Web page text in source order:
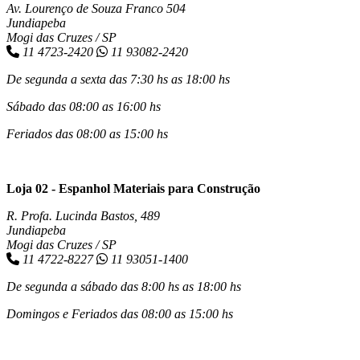
Av. Lourenço de Souza Franco 504
Jundiapeba
Mogi das Cruzes / SP
11 4723-2420
11 93082-2420
De segunda a sexta das 7:30 hs as 18:00 hs
Sábado das 08:00 as 16:00 hs
Feriados das 08:00 as 15:00 hs
Loja 02 - Espanhol Materiais para Construção
R. Profa. Lucinda Bastos, 489
Jundiapeba
Mogi das Cruzes / SP
11 4722-8227
11 93051-1400
De segunda a sábado das 8:00 hs as 18:00 hs
Domingos e Feriados das 08:00 as 15:00 hs